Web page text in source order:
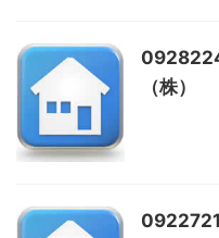
（株）